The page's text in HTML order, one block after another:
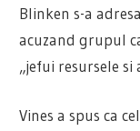
Blinken s-a
acuzand grupul
„jefui resursele
Vines a spus ca